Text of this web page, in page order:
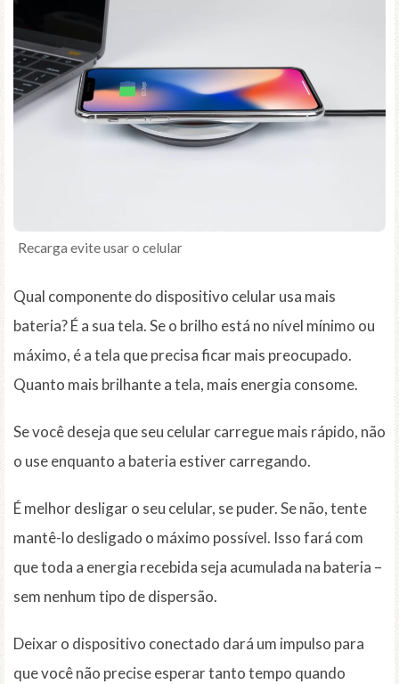
Recarga evite usar o celular
Qual componente do dispositivo celular usa mais
bateria? É a sua tela. Se o brilho está no nível mínimo ou
máximo, é a tela que precisa ficar mais preocupado.
Quanto mais brilhante a tela, mais energia consome.
Se você deseja que seu celular carregue mais rápido, não
o use enquanto a bateria estiver carregando.
É melhor desligar o seu celular, se puder. Se não, tente
mantê-lo desligado o máximo possível. Isso fará com
que toda a energia recebida seja acumulada na bateria –
sem nenhum tipo de dispersão.
Deixar o dispositivo conectado dará um impulso para
que você não precise esperar tanto tempo quando